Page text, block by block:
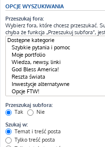
OPCJE WYSZUKIWANIA
Przeszukaj fora:
Wybierz fora, które chcesz przeszukać.
chyba że funkcja „Przeszukuj subfora”,
Przeszukaj subfora:
Tak
Nie
Szukaj w:
Temat i treść posta
Tylko treść posta